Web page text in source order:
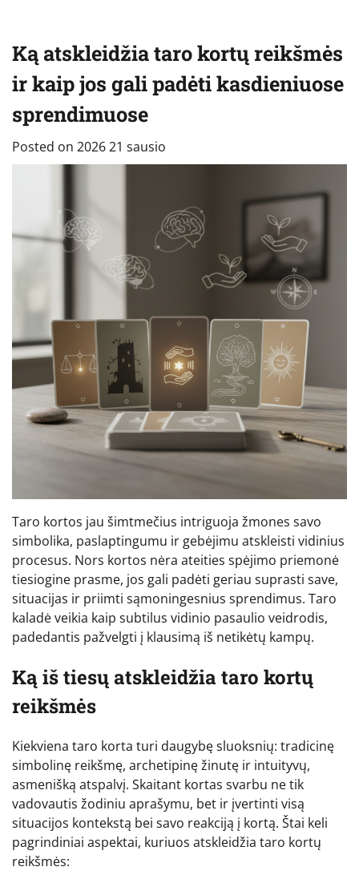
Ką atskleidžia taro kortų reikšmės
ir kaip jos gali padėti kasdieniuose
sprendimuose
Posted on 2026 21 sausio
Taro kortos jau šimtmečius intriguoja žmones savo
simbolika, paslaptingumu ir gebėjimu atskleisti vidinius
procesus. Nors kortos nėra ateities spėjimo priemonė
tiesiogine prasme, jos gali padėti geriau suprasti save,
situacijas ir priimti sąmoningesnius sprendimus. Taro
kaladė veikia kaip subtilus vidinio pasaulio veidrodis,
padedantis pažvelgti į klausimą iš netikėtų kampų.
Ką iš tiesų atskleidžia taro kortų
reikšmės
Kiekviena taro korta turi daugybę sluoksnių: tradicinę
simbolinę reikšmę, archetipinę žinutę ir intuityvų,
asmenišką atspalvį. Skaitant kortas svarbu ne tik
vadovautis žodiniu aprašymu, bet ir įvertinti visą
situacijos kontekstą bei savo reakciją į kortą. Štai keli
pagrindiniai aspektai, kuriuos atskleidžia taro kortų
reikšmės: